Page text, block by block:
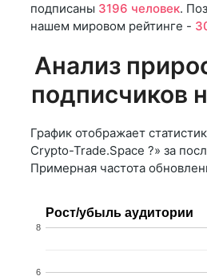
подписаны 3196 человек.
нашем мировом рейтинге -
Анализ
подписчиков
График отображает
Crypto-Trade.Space ?» за
Примерная частота
Рост/убыль аудитории
6
8